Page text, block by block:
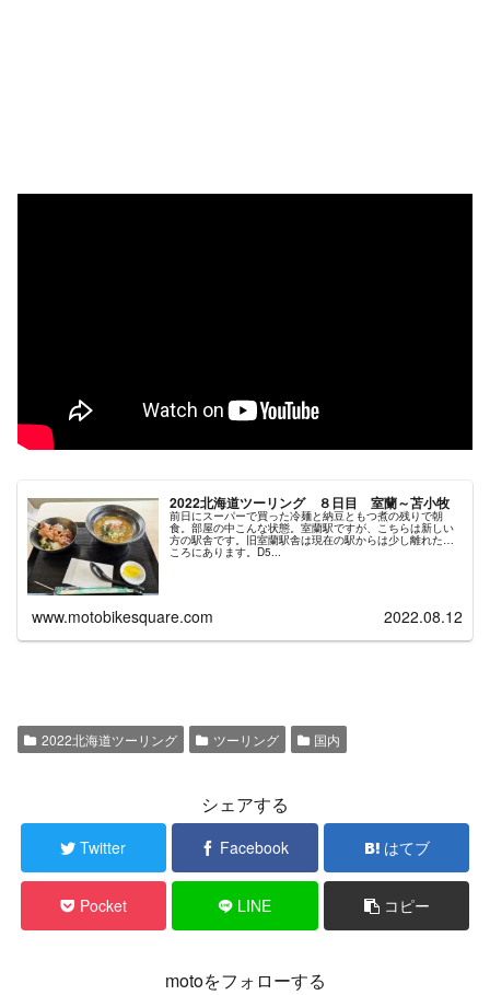
2022北海道ツーリング ８日目 室蘭～苫小牧
前日にスーパーで買った冷麺と納豆ともつ煮の残りで朝
食。部屋の中こんな状態。室蘭駅ですが、こちらは新しい
方の駅舎です。旧室蘭駅舎は現在の駅からは少し離れたと
ころにあります。D5...
www.motobikesquare.com 2022.08.12
2022北海道ツーリング ツーリング 国内
シェアする
Twitter Facebook はてブ
Pocket LINE コピー
motoをフォローする